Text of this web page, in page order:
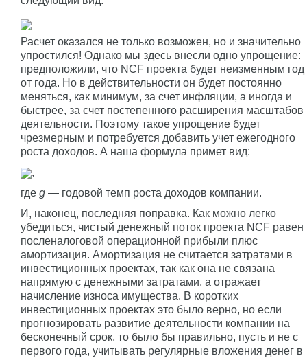
Расчет оказался не только возможен, но и значительно
упростился! Однако мы здесь внесли одно упрощение:
предположили, что NCF проекта будет неизменным год
от года. Но в действительности он будет постоянно
меняться, как минимум, за счет инфляции, а иногда и
быстрее, за счет постепенного расширения масштабов
деятельности. Поэтому такое упрощение будет
чрезмерным и потребуется добавить учет ежегодного
роста доходов. А наша формула примет вид:
,
где g — годовой темп роста доходов компании.
И, наконец, последняя поправка. Как можно легко
убедиться, чистый денежный поток проекта NCF равен
посленалоговой операционной прибыли плюс
амортизация. Амортизация не считается затратами в
инвестиционных проектах, так как она не связана
напрямую с денежными затратами, а отражает
начисление износа имущества. В коротких
инвестиционных проектах это было верно, но если
прогнозировать развитие деятельности компании на
бесконечный срок, то было бы правильно, пусть и не с
первого года, учитывать регулярные вложения денег в